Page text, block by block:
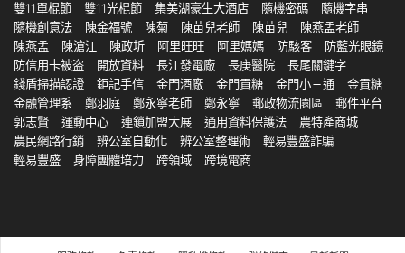
雙11單棍節
雙11光棍節 集美湖豪生大酒店 隨機密碼
隨機字串
隨機創意法
陳金福號 陳菊 陳苗兒老師 陳苗兒
陳燕孟老師
陳燕孟
陳滄江 陳政圻 阿里旺旺 阿里媽媽 防駭客
防藍光眼鏡
防信用卡被盗
開放資料 長江發電廠 長庚醫院
長尾關鍵字
錢盾掃描認證
鉅記手信 金門酒廠 金門貢糖 金門小三通
金貢糖
金融管理系
鄭羽庭 鄭永寧老師 鄭永寧 郵政物流園區
郵件平台
郭志賢
運動中心 連鎖加盟大展 通用資料保護法
農特產商城
農民網路行銷
辨公室自動化 辨公室整理術
輕易豐盛詐騙
輕易豐盛
身障團體培力 跨領域 跨境電商